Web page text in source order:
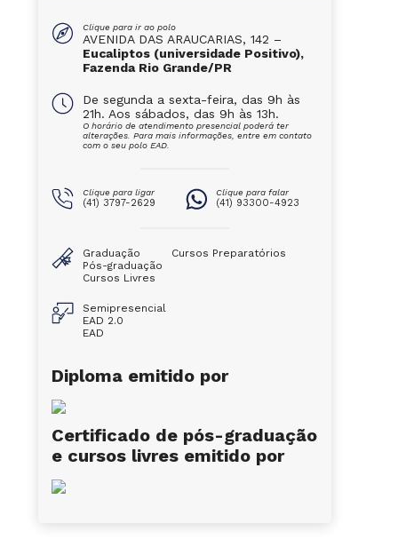
Clique para ir ao polo
AVENIDA DAS ARAUCARIAS, 142 –
Eucaliptos (universidade Positivo),
Fazenda Rio Grande/PR
De segunda a sexta-feira, das 9h às
21h. Aos sábados, das 9h às 13h.
O horário de atendimento presencial poderá ter
alterações. Para mais informações, entre em contato
com o seu polo EAD.
Clique para ligar
(41) 3797-2629
Clique para falar
(41) 93300-4923
Graduação
Pós-graduação
Cursos Livres
Cursos Preparatórios
Semipresencial
EAD 2.0
EAD
Diploma emitido por
Certificado de pós-graduação
e cursos livres emitido por